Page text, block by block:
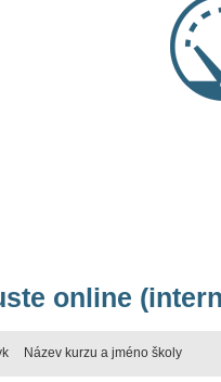
online
Název kurzu a jméno školy